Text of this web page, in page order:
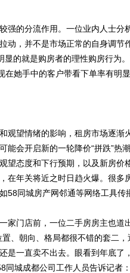
的分流作用。一位业内人士分
动，并不是市场正常的自身调节
的就是购房者的理性购房行为
她手中的客户带看下单率有明显
望情绪的影响，租房市场逐渐
会开启新的一轮降价“拼跌”热
望态度和下行预期，以及新房价
在年关将近之时日趋火爆。很多
58同城房产网邻通等网络工具传
门店前，一位二手房房主也道
、朝向、格局都很不错的套二，
是一直卖不出去。眼看到年底了
同城成都公司工作人员告诉记者